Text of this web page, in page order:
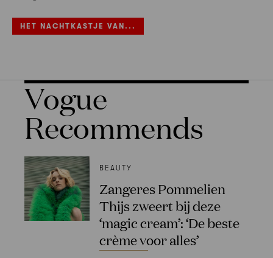
HET NACHTKASTJE VAN...
Vogue
Recommends
BEAUTY
Zangeres Pommelien
Thijs zweert bij deze
‘magic cream’: ‘De beste
crème voor alles’